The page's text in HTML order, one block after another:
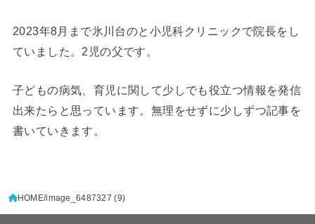
2023年8月まで氷川台のと小児科クリニックで院長をし
ていました。2児の父です。
子どもの病気、育児に関して少しでも役立つ情報を発信
出来たらと思っています。無理をせずに少しずつ記事を
書いていきます。
HOME image_6487327 (9)